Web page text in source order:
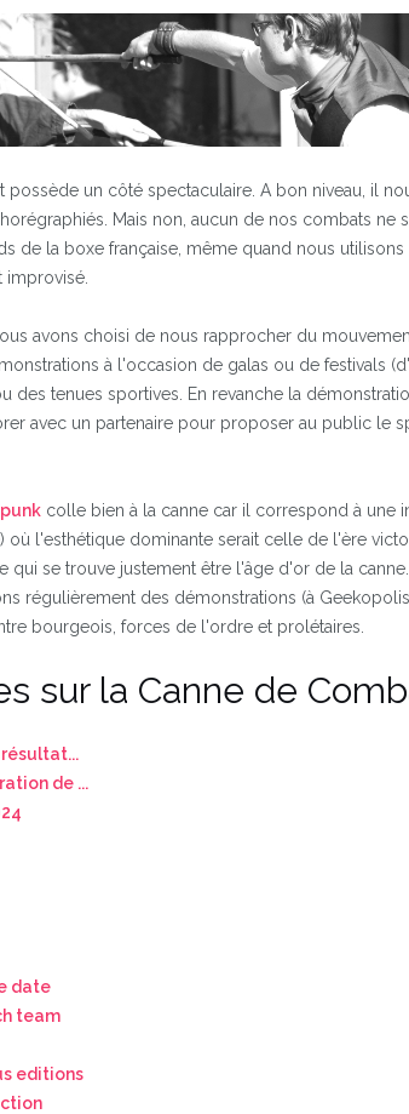
un côté spectaculaire. A bon niveau, il
Mais non, aucun de nos combats ne
de la boxe française, même quand nous
avons choisi de nous rapprocher du
à l'occasion de galas ou de festivals
tenues sportives. En revanche la
avec un partenaire pour proposer au public le
colle bien à la canne car il correspond à une
l'esthétique dominante serait celle de l'ère
qui se trouve justement être l'âge d'or de la
régulièrement des démonstrations (à
bourgeois, forces de l'ordre et prolétaires.
sur la Canne de
résultat...
de ...
date
team
editions